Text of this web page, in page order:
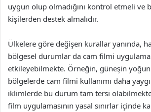
uygun olup olmadığını kontrol etmeli ve
kişilerden destek almalıdır.
Ülkelere göre değişen kurallar yanında,
bölgesel durumlar da cam filmi
etkileyebilmekte. Örneğin, güneşin
bölgelerde cam filmi kullanımı daha
iklimlerde bu durum tam tersi
film uygulamasının yasal sınırlar içinde